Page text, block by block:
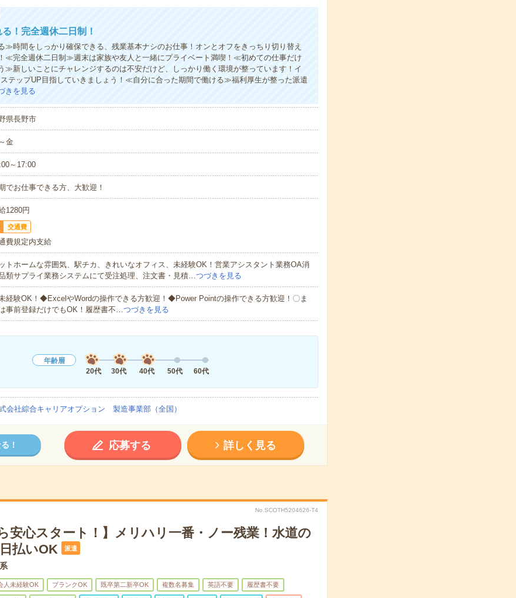
！完全週休二日制！
≫時間をしっかり確保できる、残業基本ナシのお仕事！オンとオフをきっちり切り替え
≪完全週休二日制≫週末は家族や友人と一緒にプライベート満喫！≪初めての仕事だけ
≫新しいことにチャレンジするのは不安だけど、しっかり働く環境が整っています！イ
テップUP目指していきましょう！≪自分に合った期間で働ける≫福利厚生が整った派遣
きを見る
県長野市
金
～17:00
でお仕事できる方、大歓迎！
1280円
交通費
費規定内支給
トホームな雰囲気、駅チカ、きれいなオフィス、未経験OK！営業アシスタント業務OA消
類サプライ業務システムにて受注処理、注文書・見積…つづきを見る
経験OK！◆ExcelやWordの操作できる方歓迎！◆Power Pointの操作できる方歓迎！〇ま
事前登録だけでもOK！履歴書不…つづきを見る
年齢層
20代
30代 40代 50代 60代
会社綜合キャリアオプション 製造事業部（全国）
！ 応募する 詳しく見る
No.SCOTH5204626-T4
安心スタート！】メリハリ一番・ノー残業！水道の
払いOK
派遣
人未経験OK ブランクOK 既卒第二新卒OK 複数名募集 英語不要 履歴書不要